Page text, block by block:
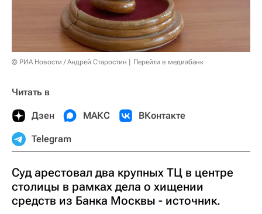
© РИА Новости / Андрей Старостин Перейти в медиабанк
Читать в
Дзен МАКС ВКонтакте
Telegram
Cуд арестовал два крупных ТЦ в центре
столицы в рамках дела о хищении
средств из Банка Москвы - источник.